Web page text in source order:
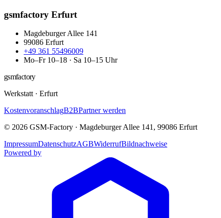
gsmfactory Erfurt
Magdeburger Allee 141
99086 Erfurt
+49 361 55496009
Mo–Fr 10–18 · Sa 10–15 Uhr
gsmfactory
Werkstatt· Erfurt
KostenvoranschlagB2BPartner werden
© 2026 GSM-Factory · Magdeburger Allee 141, 99086 Erfurt
ImpressumDatenschutzAGBWiderrufBildnachweise
Powered by